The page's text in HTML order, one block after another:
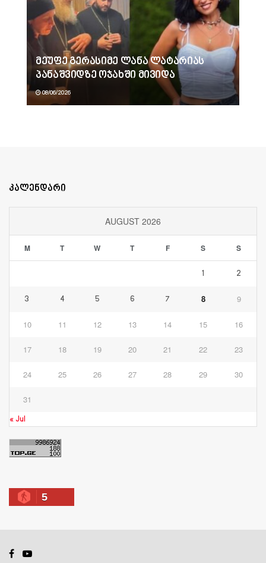
მეუფე გერასიმე ლანა ლატარიას
პანაშვიდზე ოჯახში მივიდა
08/06/2026
კალენდარი
AUGUST 2026
M T W T F S S
1 2
3 4 5 6 7 8 9
10 11 12 13 14 15 16
17 18 19 20 21 22 23
24 25 26 27 28 29 30
31
« Jul
5